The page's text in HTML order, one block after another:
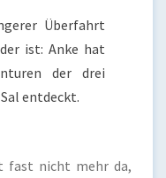
Überfahrt
ist: Anke hat
der drei
entdeckt.
fast nicht mehr da,